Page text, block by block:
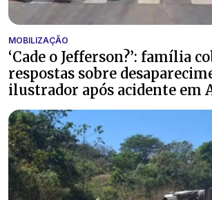
MOBILIZAÇÃO
‘Cade o Jefferson?’: família
respostas sobre
ilustrador após acidente em